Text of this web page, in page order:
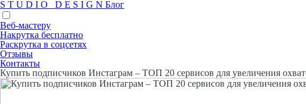
S T U D I O D E S I G N Блог
Веб-мастеру
Накрутка бесплатно
Раскрутка в соцсетях
Отзывы
Контакты
Купить подписчиков Инстаграм – ТОП 20 сервисов для увеличения